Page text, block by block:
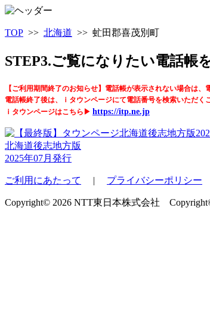
TOP >> 北海道 >> 虻田郡喜茂別町
STEP3.ご覧になりたい電話帳
【ご利用期間終了のお知らせ】電話帳が表示されない場合は、
電話帳終了後は、ｉタウンページにて電話番号を検索いただく
ｉタウンページはこちら▶ https://itp.ne.jp
北海道後志地方版
2025年07月発行
ご利用にあたって | プライバシーポリシー
Copyright© 2026 NTT東日本株式会社